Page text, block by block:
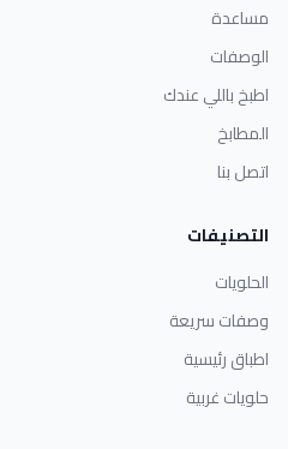
مساعدة
الوصفات
اطبخ باللي عندك
المطابخ
اتصل بنا
التصنيفات
الحلويات
وصفات سريعة
اطباق رئيسية
حلويات غربية